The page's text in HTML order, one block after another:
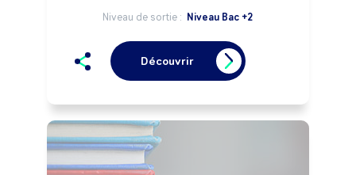
Niveau de sortie : Niveau Bac +2
Découvrir